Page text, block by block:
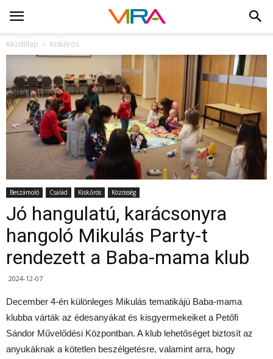
Kezdőlap Kiskőrös
Beszámoló Család Kiskőrös Közösség
Jó hangulatú, karácsonyra
hangoló Mikulás Party-t
rendezett a Baba-mama klub
2024-12-07
December 4-én különleges Mikulás tematikájú Baba-mama
klubba várták az édesanyákat és kisgyermekeiket a Petőfi
Sándor Művelődési Központban. A klub lehetőséget biztosít az
anyukáknak a kötetlen beszélgetésre, valamint arra, hogy